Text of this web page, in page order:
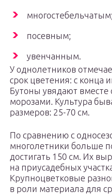
многостебельчатым;
посевным;
увенчанным.
У однолетников
срок цветения: с конца
Бутоны увядают вместе
морозами. Культура
размеров: 25-70 см.
По сравнению с
многолетники больше
достигать 150 см. Их
на приусадебных
Крупноцветковые
в роли материала для